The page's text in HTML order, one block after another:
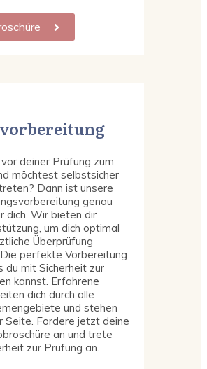
deiner Prüfung zum
möchtest selbstsicher
Dann ist unsere
genau
dich. Wir bieten dir
um dich optimal
Überprüfung
perfekte Vorbereitung
du mit Sicherheit zur
kannst. Erfahrene
dich durch alle
und stehen
Seite. Fordere jetzt deine
an und trete
zur Prüfung an.